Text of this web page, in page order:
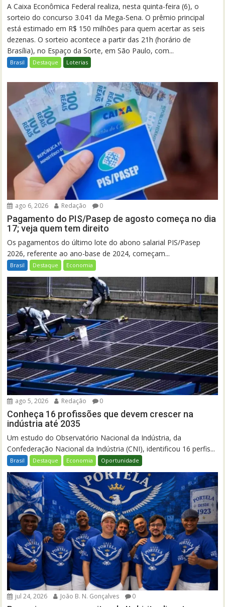
A Caixa Econômica Federal realiza, nesta quinta-feira (6), o
sorteio do concurso 3.041 da Mega-Sena. O prêmio principal
está estimado em R$ 150 milhões para quem acertar as seis
dezenas. O sorteio acontece a partir das 21h (horário de
Brasília), no Espaço da Sorte, em São Paulo, com...
Brasil Destaque Loterias
ago 6, 2026 Redação 0
Pagamento do PIS/Pasep de agosto começa no dia
17; veja quem tem direito
Os pagamentos do último lote do abono salarial PIS/Pasep
2026, referente ao ano-base de 2024, começam...
Brasil Destaque Economia
ago 5, 2026 Redação 0
Conheça 16 profissões que devem crescer na
indústria até 2035
Um estudo do Observatório Nacional da Indústria, da
Confederação Nacional da Indústria (CNI), identificou 16 perfis...
Brasil Destaque Economia Oportunidade
jul 24, 2026 João B. N. Gonçalves 0